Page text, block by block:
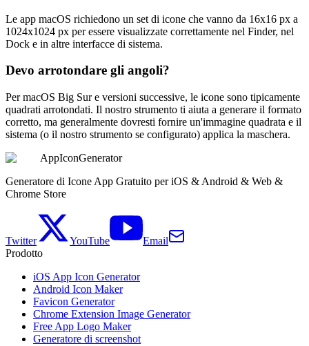
Le app macOS richiedono un set di icone che vanno da 16x16 px a
1024x1024 px per essere visualizzate correttamente nel Finder, nel
Dock e in altre interfacce di sistema.
Devo arrotondare gli angoli?
Per macOS Big Sur e versioni successive, le icone sono tipicamente
quadrati arrotondati. Il nostro strumento ti aiuta a generare il formato
corretto, ma generalmente dovresti fornire un'immagine quadrata e il
sistema (o il nostro strumento se configurato) applica la maschera.
AppIconGenerator
Generatore di Icone App Gratuito per iOS & Android & Web &
Chrome Store
Twitter YouTube
Email
Prodotto
iOS App Icon Generator
Android Icon Maker
Favicon Generator
Chrome Extension Image Generator
Free App Logo Maker
Generatore di screenshot